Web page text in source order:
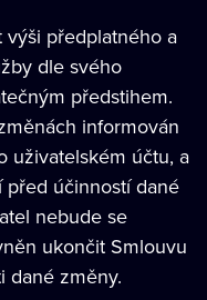
předplatného a
dle svého
předstihem.
informován
uživatelském účtu, a
účinností dané
nebude se
ukončit Smlouvu
dané změny.